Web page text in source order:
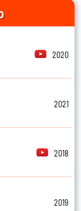
2020
2021
2018
2019